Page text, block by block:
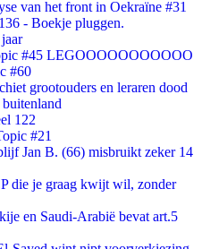
van het front in Oekraïne #31
- Boekje pluggen.
#45 LEGOOOOOOOOOOO
#60
grootouders en leraren dood
122
#21
Jan B. (66) misbruikt zeker 14
die je graag kwijt wil, zonder
en Saudi-Arabië bevat art.5